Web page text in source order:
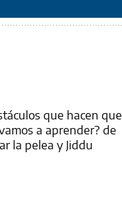
que hacen que
a aprender? de
la pelea y Jiddu